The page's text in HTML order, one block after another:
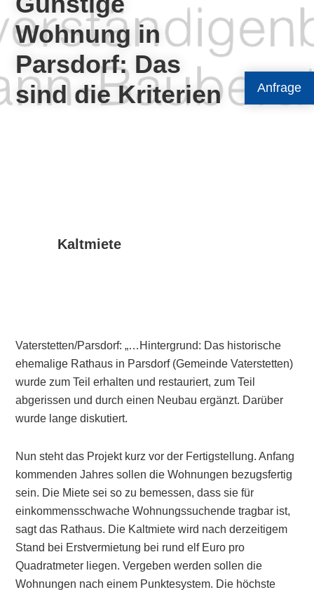
Anfrage
Wohnung in
Parsdorf: Das
sind die Kriterien
Kaltmiete
Vaterstetten/Parsdorf: „…Hintergrund: Das historische
ehemalige Rathaus in Parsdorf (Gemeinde Vaterstetten)
wurde zum Teil erhalten und restauriert, zum Teil
abgerissen und durch einen Neubau ergänzt. Darüber
wurde lange diskutiert.
Nun steht das Projekt kurz vor der Fertigstellung. Anfang
kommenden Jahres sollen die Wohnungen bezugsfertig
sein. Die Miete sei so zu bemessen, dass sie für
einkommensschwache Wohnungssuchende tragbar ist,
sagt das Rathaus. Die Kaltmiete wird nach derzeitigem
Stand bei Erstvermietung bei rund elf Euro pro
Quadratmeter liegen. Vergeben werden sollen die
Wohnungen nach einem Punktesystem. Die höchste